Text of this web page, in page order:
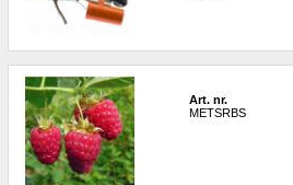
Art. nr.
METSRBS